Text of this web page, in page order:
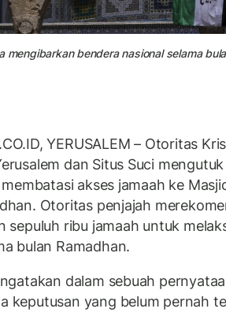
mengibarkan bendera nasional selama
YERUSALEM – Otoritas
dan Situs Suci
akses jamaah ke
Otoritas penjajah
sepuluh ribu jamaah untuk
bulan Ramadhan.
dalam sebuah
keputusan yang belum pernah